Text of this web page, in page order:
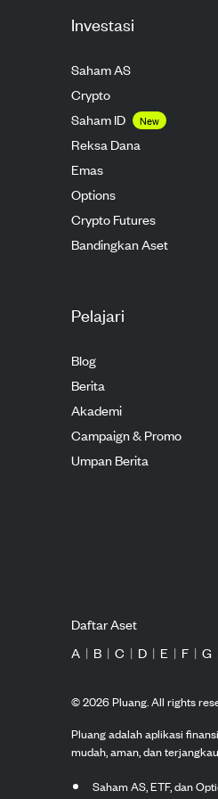
Investasi
Saham AS
Crypto
Saham ID
New
Reksa Dana
Emas
Options
Crypto Futures
Bandingkan Aset
Pelajari
Blog
Berita
Akademi
Campaign & Promo
Umpan Berita
Daftar Aset
A | B | C | D | E | F | G
©2026Pluang. All rights
Pluang adalah aplikasi
mudah, aman, dan
Saham AS, ETF, dan